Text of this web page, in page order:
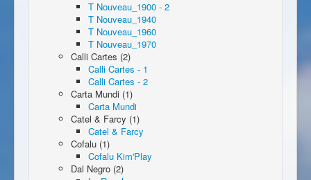
T Nouveau_1900 - 2
T Nouveau_1940
T Nouveau_1960
T Nouveau_1970
Calli Cartes (2)
Calli Cartes - 1
Calli Cartes - 2
Carta Mundi (1)
Carta Mundi
Catel & Farcy (1)
Catel & Farcy
Cofalu (1)
Cofalu Kim'Play
Dal Negro (2)